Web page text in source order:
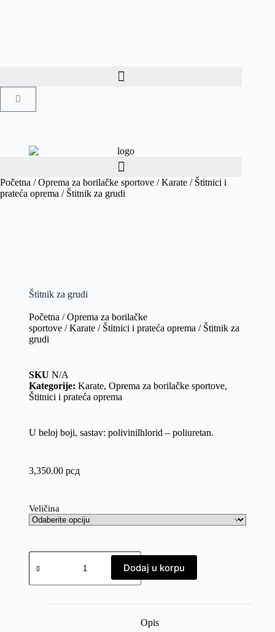
Početna /Oprema za borilačke sportove /Karate / Štitnici i
prateća oprema / Štitnik za grudi
Štitnik za grudi
Početna /Oprema za borilačke
sportove/Karate/ Štitnici i prateća oprema / Štitnik za
grudi
SKU N/A
Kategorije: Karate, Oprema za borilačke sportove,
Štitnici i prateća oprema
U beloj boji, sastav: polivinilhlorid – poliuretan.
3,350.00 рсд
Veličina
Dodaj u korpu
Opis